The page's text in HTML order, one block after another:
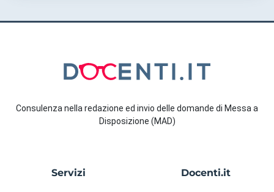
Consulenza nella redazione ed invio delle domande di Messa a
Disposizione (MAD)
Servizi Docenti.it